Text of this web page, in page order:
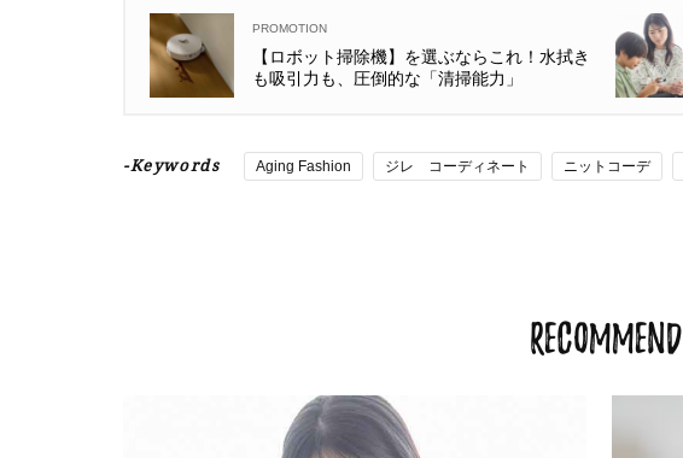
【ロボット掃除機】を選ぶならこれ！水拭き
も吸引力も、圧倒的な「清掃能力」
-Keywords Aging Fashion ジレ コーディネート ニットコーデ
RECOMMEND